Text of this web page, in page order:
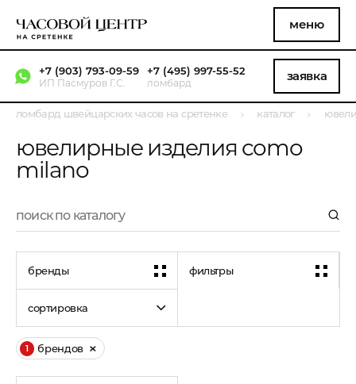
меню
+7 (903) 793-09-59
ИП Пасмуров Г.С.
+7 (495) 997-55-52
ломбард заявка
ломбард швейцарских часов на сретенке каталог
ювелирные изделия como
milano
бренды фильтры
сортировка
1 брендов